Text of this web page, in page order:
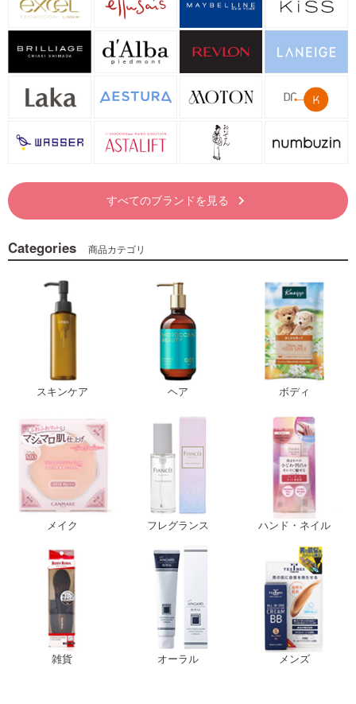
すべてのブランドを見る keyboard_arrow_right
Categories 商品カテゴリ
スキンケア ヘア ボディ
メイク フレグランス ハンド・ネイル
雑貨 オーラル メンズ